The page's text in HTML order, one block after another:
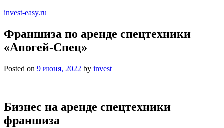
invest-easy.ru
Франшиза по аренде спецтехники
«Апогей-Спец»
Posted on 9 июня, 2022 by invest
Бизнес на аренде спецтехники
франшиза